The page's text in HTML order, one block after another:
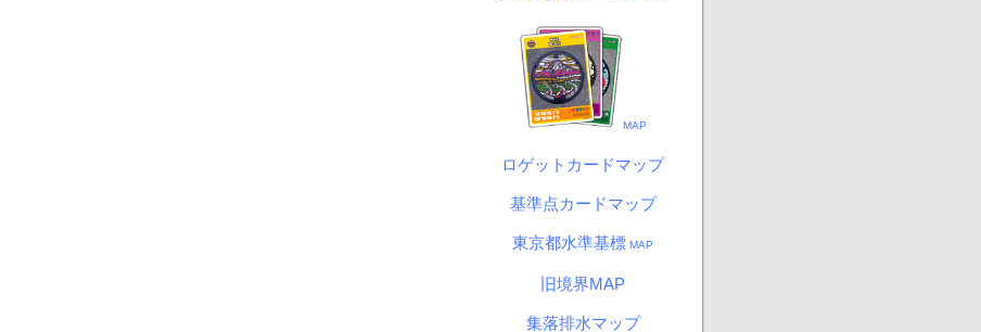
MAP
ロゲットカードマップ
基準点カードマップ
東京都水準基標 MAP
旧境界MAP
集落排水マップ